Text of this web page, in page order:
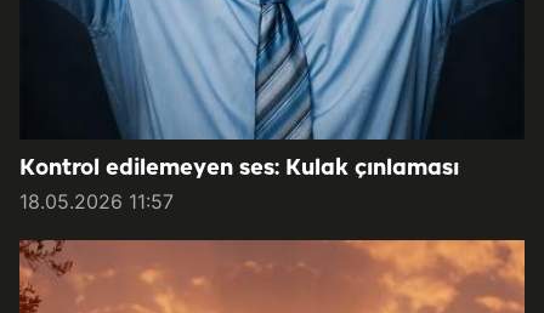
Kontrol edilemeyen ses: Kulak çınlaması
18.05.2026 11:57